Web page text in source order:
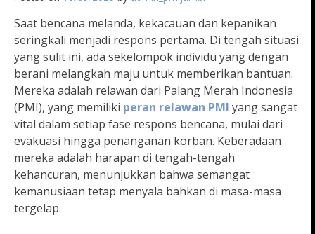
Saat bencana melanda, kekacauan dan kepanikan
seringkali menjadi respons pertama. Di tengah situasi
yang sulit ini, ada sekelompok individu yang dengan
berani melangkah maju untuk memberikan bantuan.
Mereka adalah relawan dari Palang Merah Indonesia
(PMI), yang memiliki peran relawan PMI yang sangat
vital dalam setiap fase respons bencana, mulai dari
evakuasi hingga penanganan korban. Keberadaan
mereka adalah harapan di tengah-tengah
kehancuran, menunjukkan bahwa semangat
kemanusiaan tetap menyala bahkan di masa-masa
tergelap.